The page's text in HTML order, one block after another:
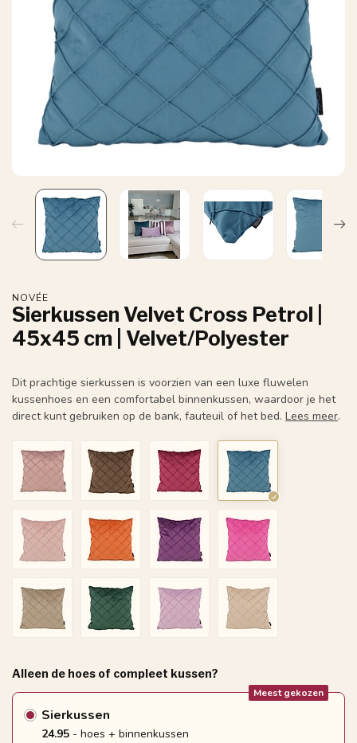
NOVÉE
Sierkussen Velvet Cross Petrol |
45x45 cm | Velvet/Polyester
Dit prachtige sierkussen is voorzien van een luxe fluwelen
kussenhoes en een comfortabel binnenkussen, waardoor je het
direct kunt gebruiken op de bank, fauteuil of het bed. Lees meer.
Alleen de hoes of compleet kussen?
Sierkussen
Meest gekozen
24.95 - hoes + binnenkussen